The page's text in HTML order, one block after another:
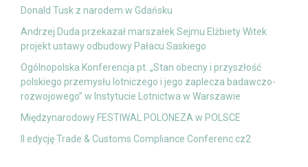
Donald Tusk z narodem w Gdańsku
Andrzej Duda przekazał marszałek Sejmu Elżbiety Witek
projekt ustawy odbudowy Pałacu Saskiego
Ogólnopolska Konferencja pt. „Stan obecny i przyszłość
polskiego przemysłu lotniczego i jego zaplecza badawczo-
rozwojowego” w Instytucie Lotnictwa w Warszawie
Międzynarodowy FESTIWAL POLONEZA w POLSCE
II edycję Trade & Customs Compliance Conferenc cz2